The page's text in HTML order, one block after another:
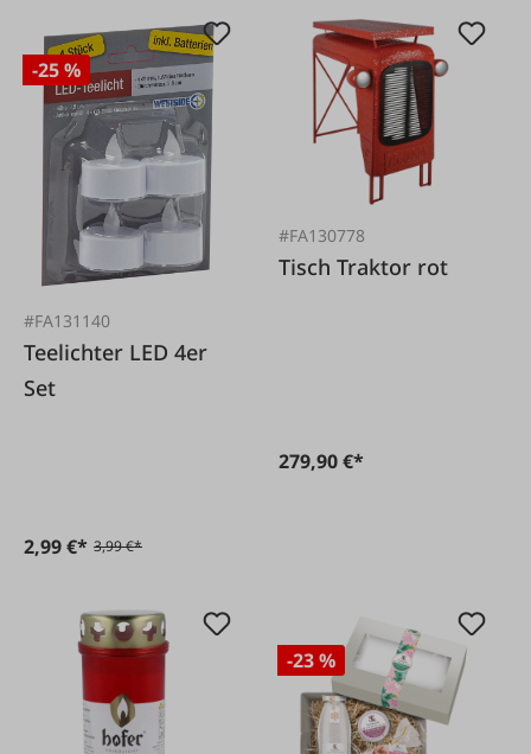
-25 %
#FA131140
Teelichter LED 4er
Set
2,99 €* 3,99 €*
#FA130778
Tisch Traktor rot
279,90 €*
-23 %